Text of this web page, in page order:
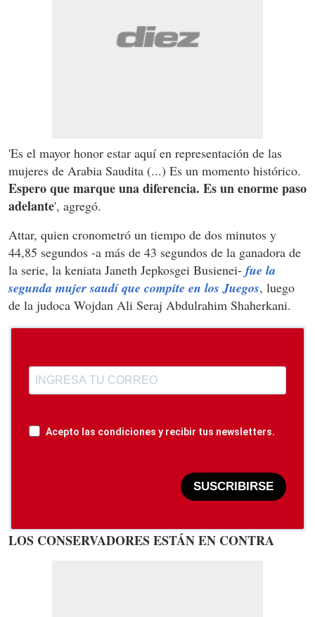
'Es el mayor honor estar aquí en representación de las
mujeres de Arabia Saudita (...) Es un momento histórico.
Espero que marque una diferencia. Es un enorme paso
adelante', agregó.
Attar, quien cronometró un tiempo de dos minutos y
44,85 segundos -a más de 43 segundos de la ganadora de
la serie, la keniata Janeth Jepkosgei Busienei- fue la
segunda mujer saudí que compite en los Juegos, luego
de la judoca Wojdan Ali Seraj Abdulrahim Shaherkani.
Acepto las condiciones y recibir tus newsletters.
SUSCRIBIRSE
LOS CONSERVADORES ESTÁN EN CONTRA